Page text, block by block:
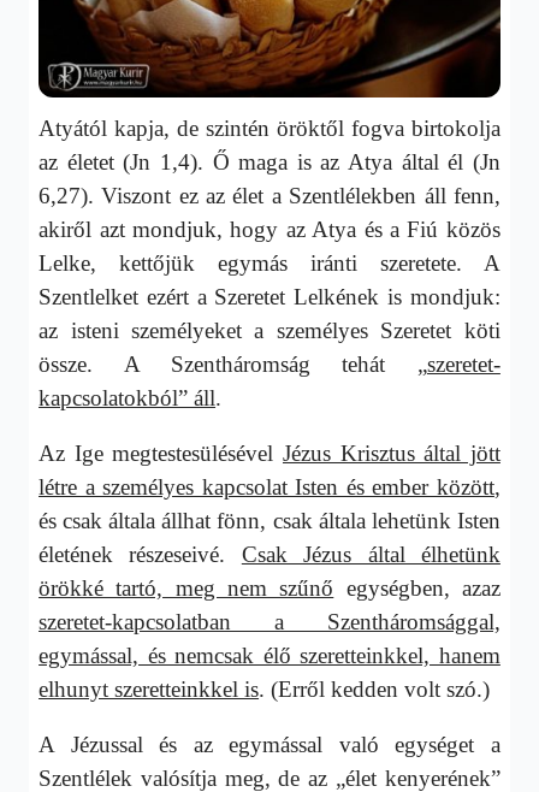
Atyától kapja, de szintén öröktől fogva birtokolja
az életet (Jn 1,4). Ő maga is az Atya által él (Jn
6,27). Viszont ez az élet a Szentlélekben áll fenn,
akiről azt mondjuk, hogy az Atya és a Fiú közös
Lelke, kettőjük egymás iránti szeretete. A
Szentlelket ezért a Szeretet Lelkének is mondjuk:
az isteni személyeket a személyes Szeretet köti
össze. A Szentháromság tehát „szeretet-
kapcsolatokból” áll.
Az Ige megtestesülésével Jézus Krisztus által jött
létre a személyes kapcsolat Isten és ember között,
és csak általa állhat fönn, csak általa lehetünk Isten
életének részeseivé. Csak Jézus által élhetünk
örökké tartó, meg nem szűnő egységben, azaz
szeretet-kapcsolatban a Szentháromsággal,
egymással, és nemcsak élő szeretteinkkel, hanem
elhunyt szeretteinkkel is. (Erről kedden volt szó.)
A Jézussal és az egymással való egységet a
Szentlélek valósítja meg, de az „élet kenyerének”